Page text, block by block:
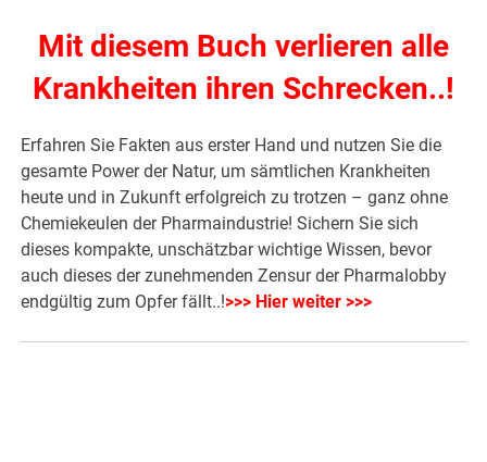
Mit diesem Buch verlieren alle
Krankheiten ihren Schrecken..!
Erfahren Sie Fakten aus erster Hand und nutzen Sie die
gesamte Power der Natur, um sämtlichen Krankheiten
heute und in Zukunft erfolgreich zu trotzen – ganz ohne
Chemiekeulen der Pharmaindustrie! Sichern Sie sich
dieses kompakte, unschätzbar wichtige Wissen, bevor
auch dieses der zunehmenden Zensur der Pharmalobby
endgültig zum Opfer fällt..!>>> Hier weiter >>>